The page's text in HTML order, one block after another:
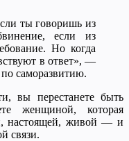
ты говоришь из
если из
Но когда
в ответ», —
саморазвитию.
вы перестанете быть
женщиной, которая
настоящей, живой — и
связи.